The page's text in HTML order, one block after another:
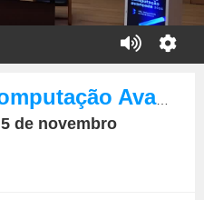
4º Encontro de Computação Avançada
de novembro